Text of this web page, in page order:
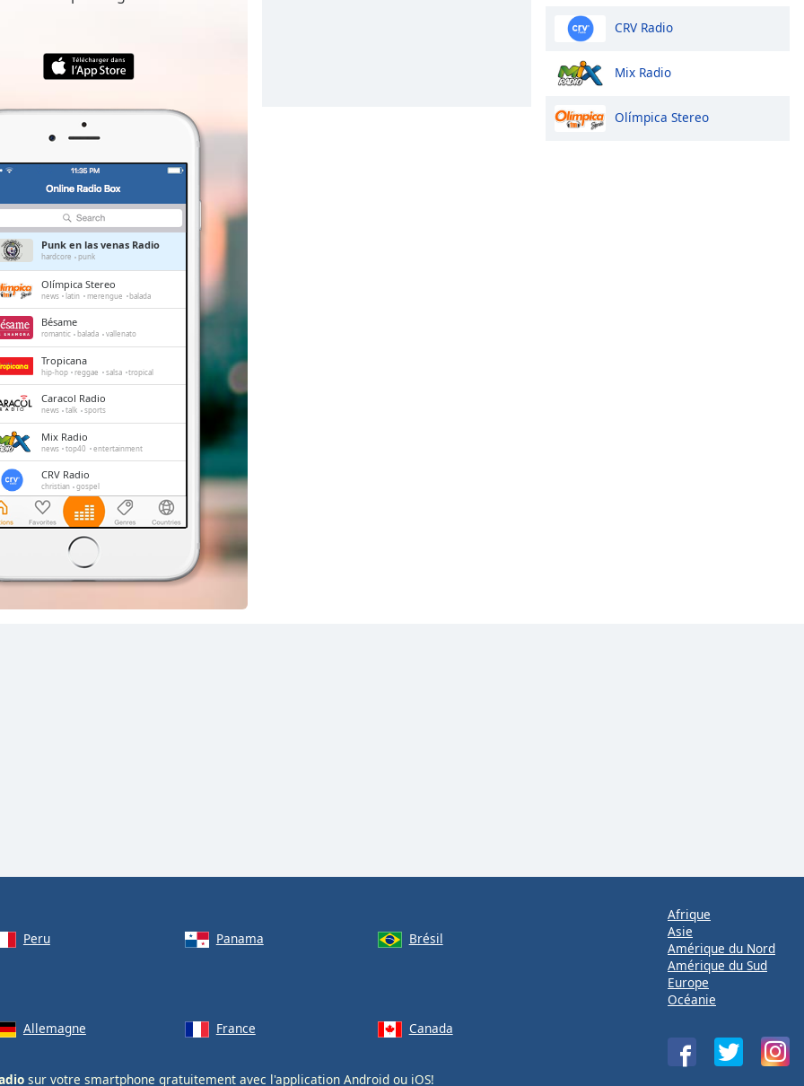
Punk en las venas Radio
hardcore punk
Olímpica Stereo
news latin merengue balada
Bésame
romantic balada vallenato
Tropicana
hip-hop reggae salsa tropical
Caracol Radio
news talk sports
Mix Radio
news top40 entertainment
CRV Radio
christian gospel
Blu Radio
news talk sports
Radio Tiempo
top40 latin
CRV Radio
Mix Radio
Olímpica Stereo
Peru Panama
Brésil
Allemagne France Canada
sur votre smartphone gratuitement avec l'application Android ou iOS!
Afrique
Asie
Amérique du Nord
Amérique du Sud
Europe
Océanie